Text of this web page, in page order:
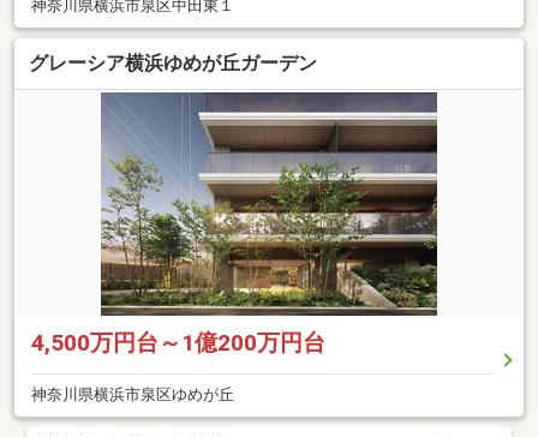
神奈川県横浜市泉区中田東１
グレーシア横浜ゆめが丘ガーデン
4,500万円台～1億200万円台
神奈川県横浜市泉区ゆめが丘